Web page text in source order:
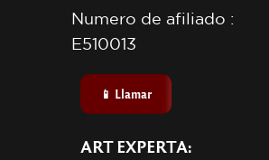
Numero de afiliado :
E510013
📱 Llamar
ART EXPERTA: